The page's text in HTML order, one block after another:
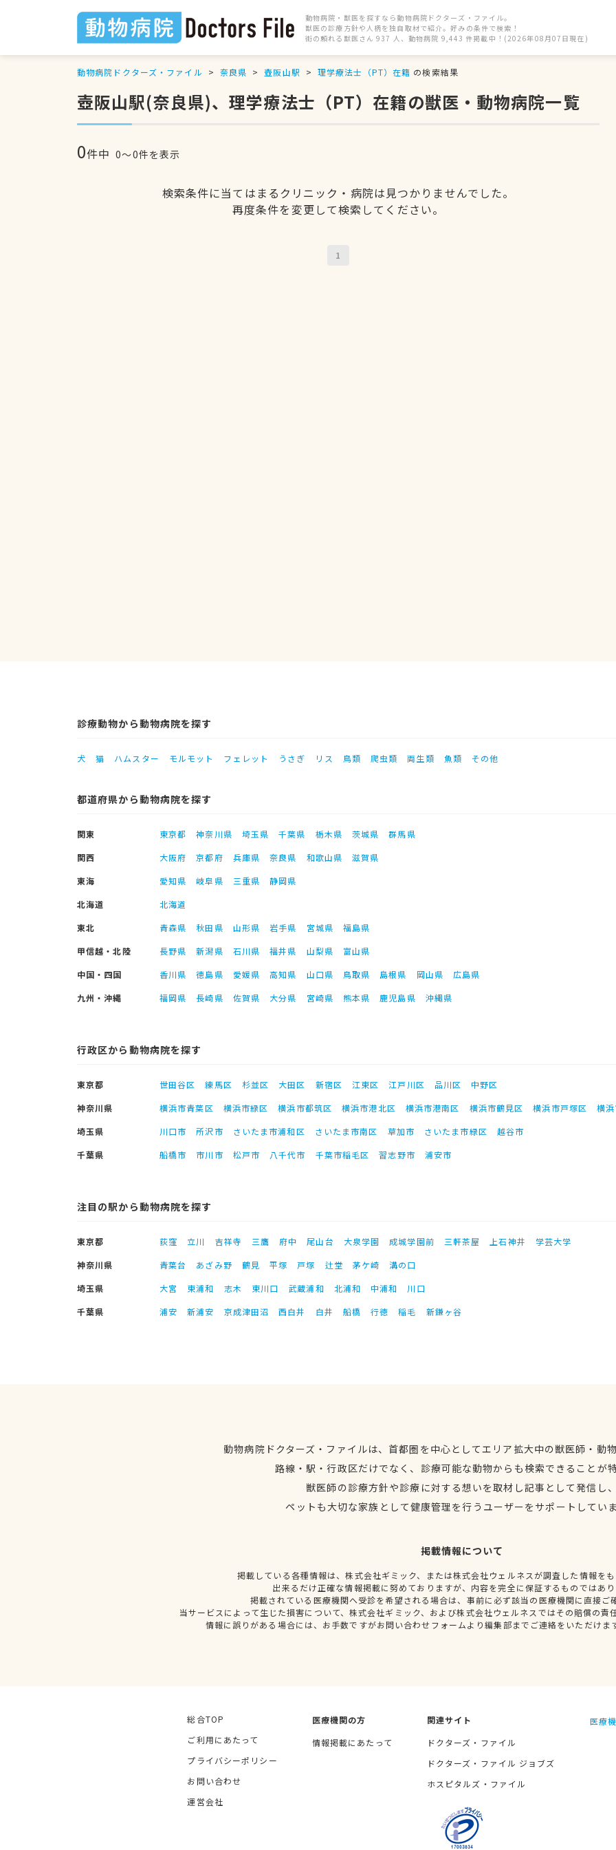
動物病院・獣医を探すなら動物病院ドクターズ・ファイル。
獣医の診療方針や人柄を独自取材で紹介。好みの条件で検索！
街の頼れる獣医さん 937 人、動物病院 9,443 件掲載中！(2026年08月07日現在)
動物病院ドクターズ・ファイル 奈良県 壺阪山駅 理学療法士（PT）在籍 の検索結果
壺阪山駅(奈良県)、理学療法士（PT）在籍の獣医・動物病院一覧
0件中 0〜0件を表示
検索条件に当てはまるクリニック・病院は見つかりませんでした。
再度条件を変更して検索してください。
1
診療動物から動物病院を探す
犬 猫 ハムスター モルモット フェレット うさぎ リス 鳥類 爬虫類 両生類 魚類 その他
都道府県から動物病院を探す
関東 東京都 神奈川県 埼玉県 千葉県 栃木県 茨城県
群馬県
関西
大阪府 京都府 兵庫県 奈良県 和歌山県
滋賀県
東海
愛知県 岐阜県 三重県
静岡県
北海道
北海道
東北
青森県 秋田県 山形県 岩手県 宮城県
福島県
甲信越・北陸
長野県 新潟県 石川県 福井県 山梨県
富山県
中国・四国
香川県 徳島県 愛媛県 高知県 山口県 鳥取県 島根県 岡山県
広島県
九州・沖縄
福岡県 長崎県 佐賀県 大分県 宮崎県 熊本県 鹿児島県 沖縄県
行政区から動物病院を探す
東京都 世田谷区 練馬区 杉並区 大田区 新宿区 江東区 江戸川区 品川区
中野区
神奈川県
横浜市青葉区 横浜市緑区 横浜市都筑区 横浜市港北区 横浜市港南区 横浜市鶴見区 横浜市戸塚区
横
埼玉県
川口市 所沢市 さいたま市浦和区 さいたま市南区 草加市 さいたま市緑区
越谷市
千葉県
船橋市 市川市 松戸市 八千代市 千葉市稲毛区 習志野市 浦安市
注目の駅から動物病院を探す
東京都 荻窪 立川 吉祥寺 三鷹 府中 尾山台 大泉学園 成城学園前 三軒茶屋 上石神井
学芸大学
神奈川県
青葉台 あざみ野 鶴見 平塚 戸塚 辻堂 茅ケ崎
溝の口
埼玉県
大宮 東浦和 志木 東川口 武蔵浦和 北浦和 中浦和
川口
千葉県
浦安 新浦安 京成津田沼 西白井 白井 船橋 行徳 稲毛 新鎌ヶ谷
動物病院ドクターズ・ファイルは、首都圏を中心としてエリア拡大中の獣医師・動
路線・駅・行政区だけでなく、診療可能な動物からも検索できることが
獣医師の診療方針や診療に対する想いを取材し記事として発信し
ペットも大切な家族として健康管理を行うユーザーをサポートしてい
掲載情報について
掲載している各種情報は、株式会社ギミック、または株式会社ウェルネスが調査した情報を
出来るだけ正確な情報掲載に努めておりますが、内容を完全に保証するものではあ
掲載されている医療機関へ受診を希望される場合は、事前に必ず該当の医療機関に直接ご
当サービスによって生じた損害について、株式会社ギミック、および株式会社ウェルネスではその賠償の責
情報に誤りがある場合には、お手数ですがお問い合わせフォームより編集部までご連絡をいただけま
総合TOP
ご利用にあたって
プライバシーポリシー
お問い合わせ
運営会社
医療機関の方
情報掲載にあたって
関連サイト
ドクターズ・ファイル
ドクターズ・ファイル ジョブズ
ホスピタルズ・ファイル
医療